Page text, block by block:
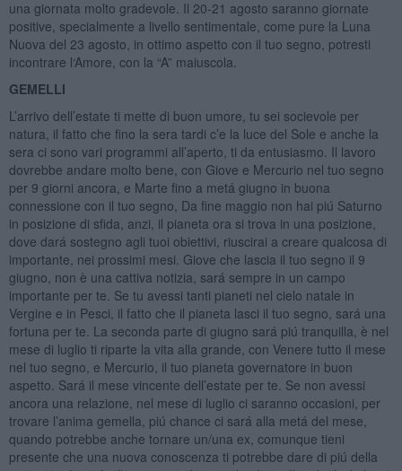
una giornata molto gradevole. Il 20-21 agosto saranno giornate
positive, specialmente a livello sentimentale, come pure la Luna
Nuova del 23 agosto, in ottimo aspetto con il tuo segno, potresti
incontrare l‘Amore, con la “A” maiuscola.
GEMELLI
L’arrivo dell’estate ti mette di buon umore, tu sei socievole per
natura, il fatto che fino la sera tardi c’e la luce del Sole e anche la
sera ci sono vari programmi all’aperto, ti da entusiasmo. Il lavoro
dovrebbe andare molto bene, con Giove e Mercurio nel tuo segno
per 9 giorni ancora, e Marte fino a metá giugno in buona
connessione con il tuo segno, Da fine maggio non hai piú Saturno
in posizione di sfida, anzi, il pianeta ora si trova in una posizione,
dove dará sostegno agli tuoi obiettivi, riuscirai a creare qualcosa di
importante, nei prossimi mesi. Giove che lascia il tuo segno il 9
giugno, non è una cattiva notizia, sará sempre in un campo
importante per te. Se tu avessi tanti pianeti nel cielo natale in
Vergine e in Pesci, il fatto che il pianeta lasci il tuo segno, sará una
fortuna per te. La seconda parte di giugno sará piú tranquilla, è nel
mese di luglio ti riparte la vita alla grande, con Venere tutto il mese
nel tuo segno, e Mercurio, il tuo pianeta governatore in buon
aspetto. Sará il mese vincente dell’estate per te. Se non avessi
ancora una relazione, nel mese di luglio ci saranno occasioni, per
trovare l’anima gemella, piú chance ci sará alla metá del mese,
quando potrebbe anche tornare un/una ex, comunque tieni
presente che una nuova conoscenza ti potrebbe dare di piú della